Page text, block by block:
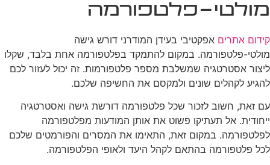
מולטי-פלטפורמה
קידום אתרים אפקטיבי בעידן המודרני דורש גישה
מולטי-פלטפורמה. במקום להתמקד בפלטפורמה אחת בלבד, שקלו
ליצור אסטרטגיה שמשלבת מספר פלטפורמות. זה יכול לעזור לכם
להגיע לקהלים שונים ולמקסם את החשיפה שלכם.
עם זאת, חשוב לזכור שכל פלטפורמה דורשת גישה ואסטרטגיה
ייחודית. אל תעתיקו פשוט את אותן המודעות מפלטפורמה
לפלטפורמה. במקום זאת, התאימו את המסרים והפורמטים שלכם
לכל פלטפורמה בהתאם לקהל היעד ולאופי הפלטפורמה.